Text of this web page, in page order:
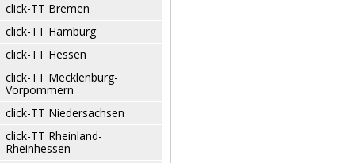
click-TT Bremen
click-TT Hamburg
click-TT Hessen
click-TT Mecklenburg-
Vorpommern
click-TT Niedersachsen
click-TT Rheinland-
Rheinhessen